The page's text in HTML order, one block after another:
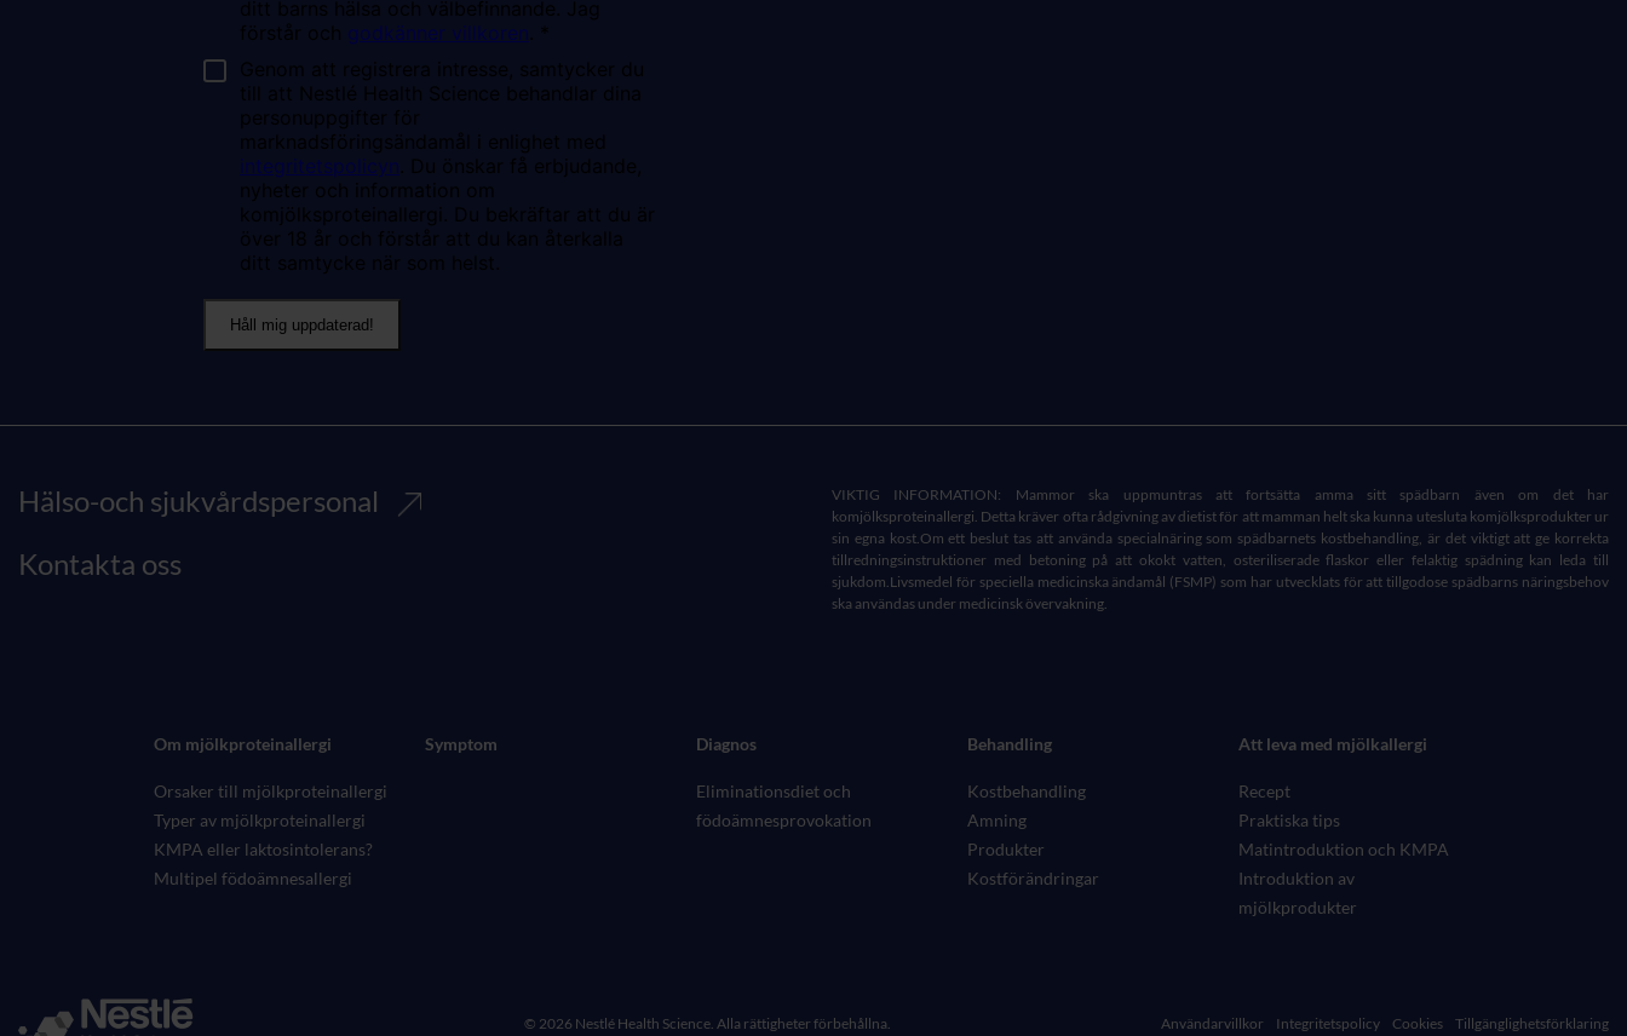
Hälso-och sjukvårdspersonal
Kontakta oss
VIKTIG INFORMATION: Mammor ska uppmuntras att fortsätta amma sitt spädbarn även om det har
komjölksproteinallergi. Detta kräver ofta rådgivning av dietist för att mamman helt ska kunna utesluta komjölksprodukter ur
sin egna kost.Om ett beslut tas att använda specialnäring som spädbarnets kostbehandling, är det viktigt att ge korrekta
tillredningsinstruktioner med betoning på att okokt vatten, osteriliserade flaskor eller felaktig spädning kan leda till
sjukdom.Livsmedel för speciella medicinska ändamål (FSMP) som har utvecklats för att tillgodose spädbarns näringsbehov
ska användas under medicinsk övervakning.
Om mjölkproteinallergi
Orsaker till mjölkproteinallergi
Typer av mjölkproteinallergi
KMPA eller laktosintolerans?
Multipel födoämnesallergi
Symptom Diagnos
Eliminationsdiet och
födoämnesprovokation
Behandling
Kostbehandling
Amning
Produkter
Kostförändringar
Att leva med mjölkallergi
Recept
Praktiska tips
Matintroduktion och KMPA
Introduktion av
mjölkprodukter
© 2026 Nestlé Health Science. Alla rättigheter förbehållna. Användarvillkor Integritetspolicy Cookies Tillgänglighetsförklaring